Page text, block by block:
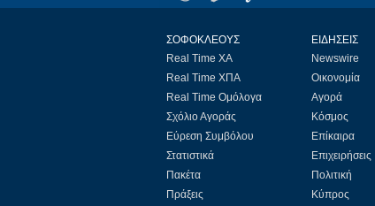
ΣΟΦΟΚΛΕΟΥΣ
Real Time ΧΑ
Real Time ΧΠΑ
Real Time Ομόλογα
Σχόλιο Αγοράς
Εύρεση Συμβόλου
Στατιστικά
Πακέτα
Πράξεις
ΕΙΔΗΣΕΙΣ
Newswire
Οικονομία
Αγορά
Κόσμος
Επίκαιρα
Επιχειρήσεις
Πολιτική
Κύπρος